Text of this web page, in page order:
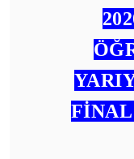
FİNAL